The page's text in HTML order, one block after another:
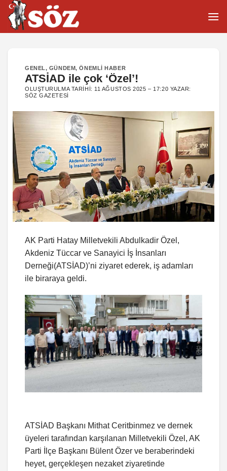
İçeriğe
atla
GENEL, GÜNDEM,ÖNEMLI HABER
ATSİAD ile çok ‘Özel’!
OLUŞTURULMA TARIHI: 11 AĞUSTOS 2025 – 17:20 YAZAR:
SÖZ GAZETESI
AK Parti Hatay Milletvekili Abdulkadir Özel,
Akdeniz Tüccar ve Sanayici İş İnsanları
Derneği(ATSİAD)’ni ziyaret ederek, iş adamları
ile biraraya geldi.
ATSİAD Başkanı Mithat Ceritbinmez ve dernek
üyeleri tarafından karşılanan Milletvekili Özel, AK
Parti İlçe Başkanı Bülent Özer ve beraberindeki
heyet, gerçekleşen nezaket ziyaretinde